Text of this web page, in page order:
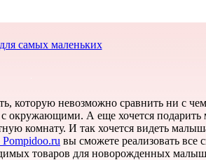
самых маленьких
которую невозможно сравнить ни с
с окружающими. А еще хочется подарить
комнату. И так хочется видеть
вы сможете реализовать все
товаров для новорожденных